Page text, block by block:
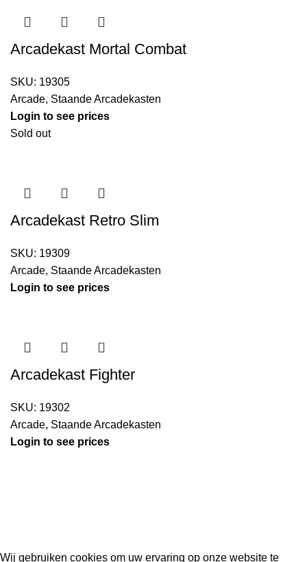
Arcadekast Mortal Combat
SKU: 19305
Arcade, Staande Arcadekasten
Login to see prices
Sold out
Arcadekast Retro Slim
SKU: 19309
Arcade, Staande Arcadekasten
Login to see prices
Arcadekast Fighter
SKU: 19302
Arcade, Staande Arcadekasten
Login to see prices
Wij gebruiken cookies om uw ervaring op onze website te